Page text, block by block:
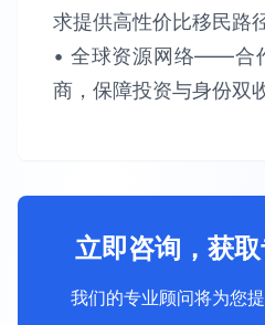
求提供​​高性价比​​移民路
• 全球资源网络​​——合
商，保障​​投资与身份双
立即咨询，获
我们的专业顾问将为您